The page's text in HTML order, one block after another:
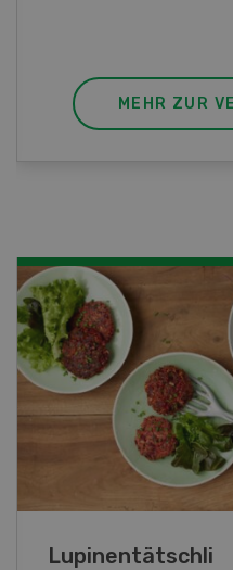
MEHR ZUR
Frühlingsrollen